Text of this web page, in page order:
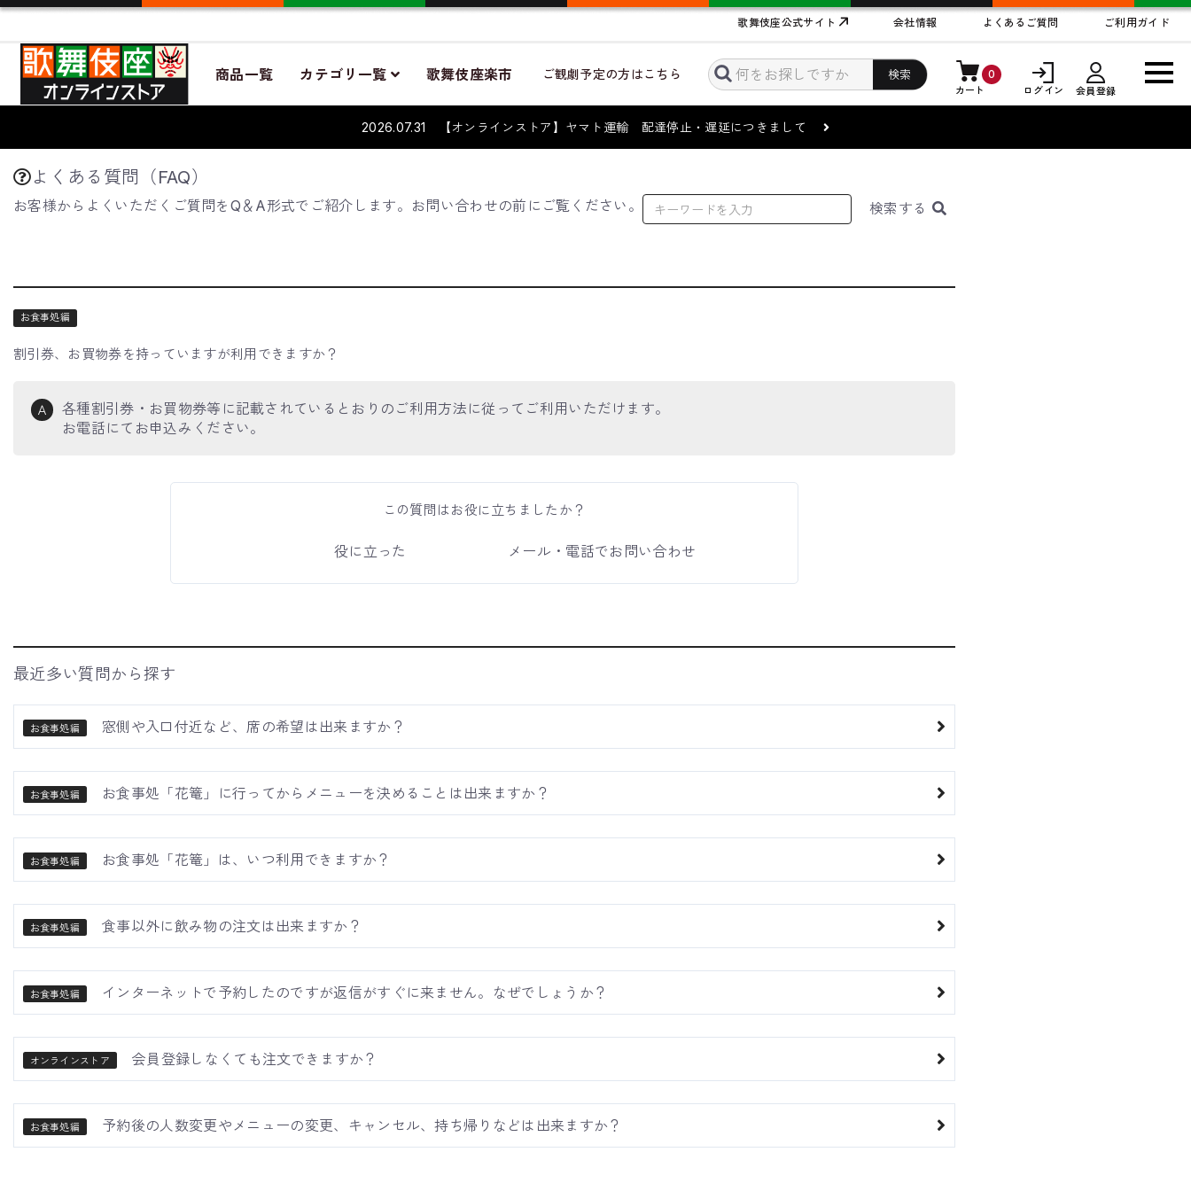
歌舞伎座公式サイト 会社情報 よくあるご質問 ご利用ガイド
商品一覧 カテゴリ一覧 歌舞伎座楽市 ご観劇予定の方はこちら 検索 0
カート ログイン 会員登録
2026.07.31 【オンラインストア】ヤマト運輸 配達停止・遅延につきまして
よくある質問（FAQ）
お客様からよくいただくご質問をQ＆A形式でご紹介します。お問い合わせの前にご覧ください。 検索 する
お食事処編
割引券、お買物券を持っていますが利用できますか？
Ａ
各種割引券・お買物券等に記載されているとおりのご利用方法に従ってご利用いただけます。
お電話にてお申込みください。
この質問はお役に立ちましたか？
役に立った メール・電話でお問い合わせ
最近多い質問から探す
お食事処編 窓側や入口付近など、席の希望は出来ますか？
お食事処編 お食事処「花篭」に行ってからメニューを決めることは出来ますか？
お食事処編 お食事処「花篭」は、いつ利用できますか？
お食事処編 食事以外に飲み物の注文は出来ますか？
お食事処編 インターネットで予約したのですが返信がすぐに来ません。なぜでしょうか？
オンラインストア 会員登録しなくても注文できますか？
お食事処編 予約後の人数変更やメニューの変更、キャンセル、持ち帰りなどは出来ますか？